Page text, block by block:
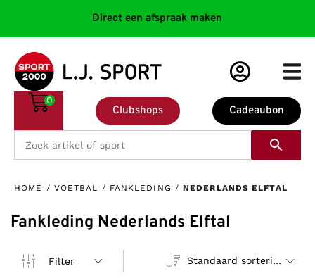
Direct een afspraak maken
Cadeaubon
Clubshops
0
HOME / VOETBAL / FANKLEDING /NEDERLANDS ELFTAL
Fankleding Nederlands Elftal
Filter Standaard sortering